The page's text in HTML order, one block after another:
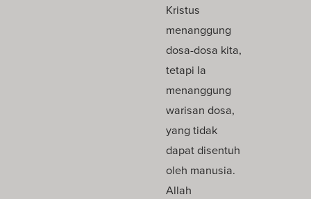
Kristus
menanggung
dosa-dosa kita,
tetapi Ia
menanggung
warisan dosa,
yang tidak
dapat disentuh
oleh manusia.
Allah